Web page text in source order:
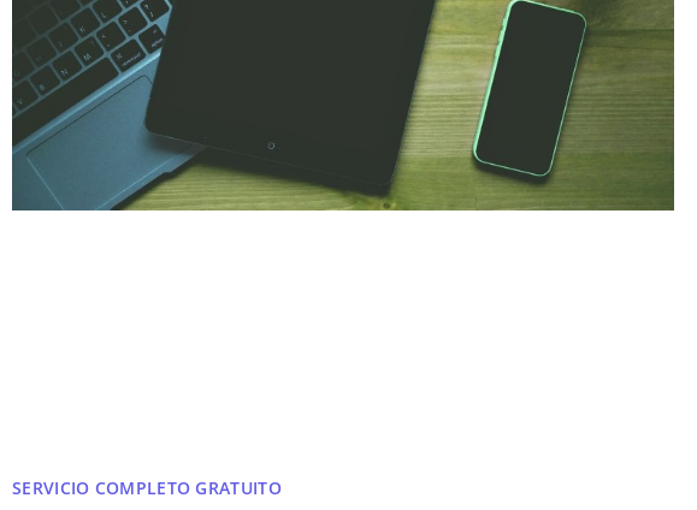
SERVICIO COMPLETO GRATUITO